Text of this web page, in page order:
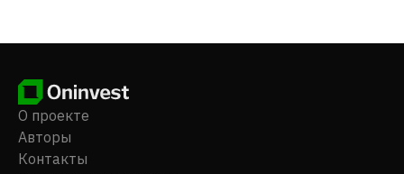
в Каллитее, Греция. Attica Holdings S.A. является
О проекте
Авторы
Контакты